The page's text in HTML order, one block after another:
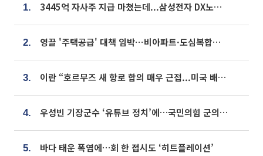
1. 3445억 자사주 지급 마쳤는데...삼성전자 DX노조, 뒤늦은 '떼쓰기 집회'
2. 영끌 '주택공급' 대책 임박⋯비아파트·도심복합까지 총동원
3. 이란 “호르무즈 새 항로 합의 매우 근접...미국 배상 먼저”
4. 우성빈 기장군수 ‘유튜브 정치’에…국민의힘 군의원들 집단 반발
5. 바다 태운 폭염에…회 한 접시도 ‘히트플레이션’